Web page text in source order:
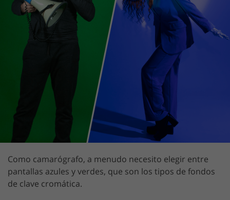
Como camarógrafo, a menudo necesito elegir entre
pantallas azules y verdes, que son los tipos de fondos
de clave cromática.